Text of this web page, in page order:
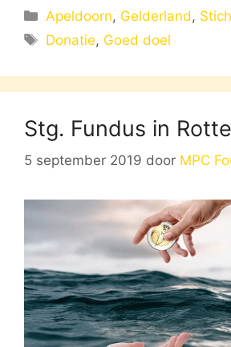
Categorieën
Apeldoorn, Gelderland ,
Tags
Donatie, Goed doel
Stg. Fundus in
5 september 2019 door MPC